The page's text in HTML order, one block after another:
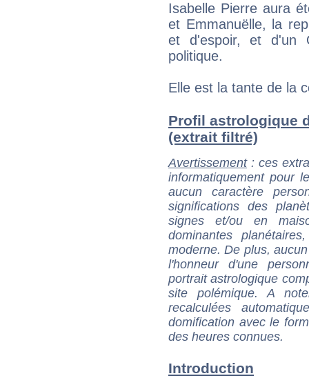
Isabelle Pierre aura
et Emmanuëlle, la
et d'espoir, et d'un
politique.
Elle est la tante de la
Profil astrologique
(extrait filtré)
Avertissement: ces
informatiquement pour
aucun caractère
significations des
signes et/ou en
dominantes
moderne. De plus,
l'honneur d'une
portrait astrologique
site polémique. A
recalculées
domification avec le
des heures connues.
Introduction